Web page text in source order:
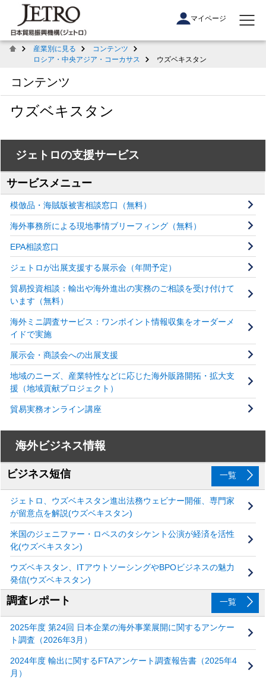
マイページ
産業別に見る
コンテンツ
ロシア・中央アジア・コーカサス
ウズベキスタン
コンテンツ
ウズベキスタン
ジェトロの支援サービス
サービスメニュー
模倣品・海賊版被害相談窓口（無料）
海外事務所による現地事情ブリーフィング（無料）
EPA相談窓口
ジェトロが出展支援する展示会（年間予定）
貿易投資相談：輸出や海外進出の実務のご相談を受け付けて
います（無料）
海外ミニ調査サービス：ワンポイント情報収集をオーダーメ
イドで実施
展示会・商談会への出展支援
地域のニーズ、産業特性などに応じた海外販路開拓・拡大支
援（地域貢献プロジェクト）
貿易実務オンライン講座
海外ビジネス情報
ビジネス短信 一覧
ジェトロ、ウズベキスタン進出法務ウェビナー開催、専門家
が留意点を解説(ウズベキスタン)
米国のジェニファー・ロペスのタシケント公演が経済を活性
化(ウズベキスタン)
ウズベキスタン、ITアウトソーシングやBPOビジネスの魅力
発信(ウズベキスタン)
調査レポート 一覧
2025年度 第24回 日本企業の海外事業展開に関するアンケー
ト調査（2026年3月）
2024年度 輸出に関するFTAアンケート調査報告書（2025年4
月）